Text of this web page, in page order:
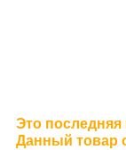
Это последняя
Данный товар